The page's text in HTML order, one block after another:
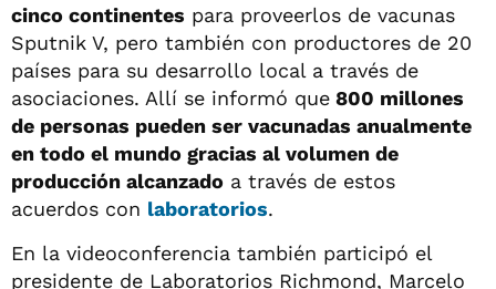
cinco continentes para proveerlos de vacunas
Sputnik V, pero también con productores de 20
países para su desarrollo local a través de
asociaciones. Allí se informó que 800 millones
de personas pueden ser vacunadas anualmente
en todo el mundo gracias al volumen de
producción alcanzado a través de estos
acuerdos con laboratorios.
En la videoconferencia también participó el
presidente de Laboratorios Richmond, Marcelo